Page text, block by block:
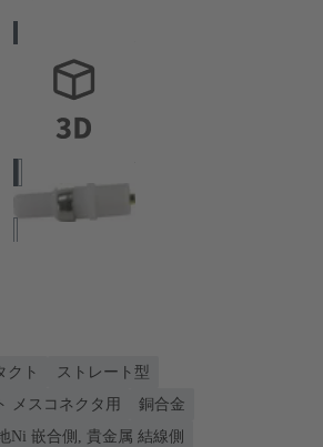
クト
ストレート型
メスコネクタ用
銅合金
Ni 嵌合側, 貴金属 結線側